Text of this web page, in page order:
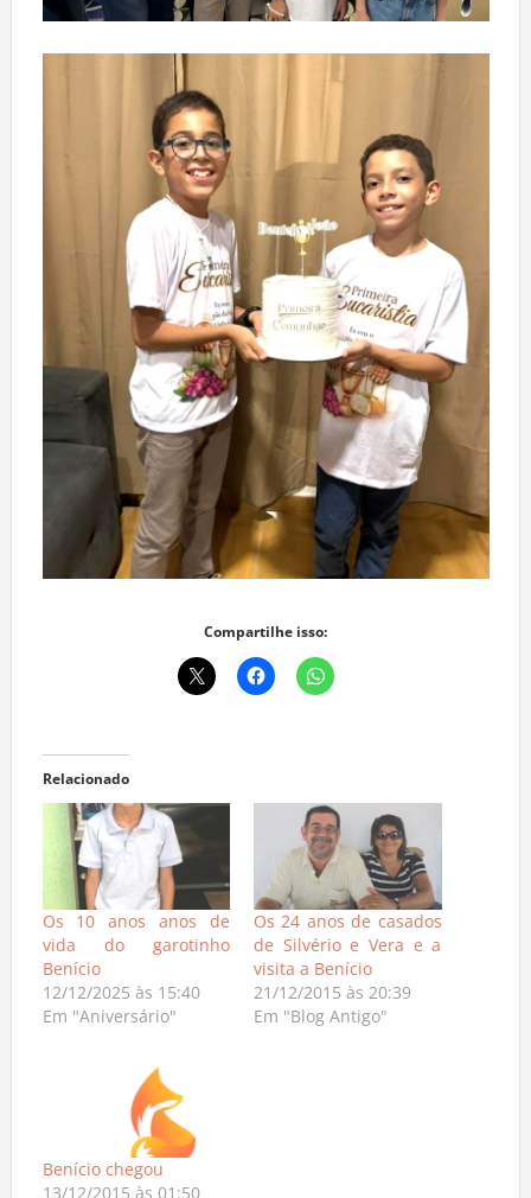
Compartilhe isso:
Relacionado
Os 10 anos anos de
vida do garotinho
Benício
12/12/2025 às 15:40
Em "Aniversário"
Os 24 anos de casados
de Silvério e Vera e a
visita a Benício
21/12/2015 às 20:39
Em "Blog Antigo"
Benício chegou